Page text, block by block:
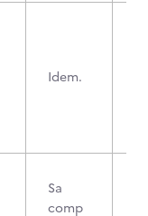
Idem.
Sa
comp